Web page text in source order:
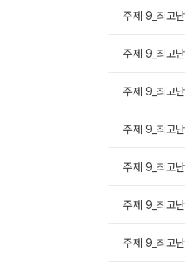
주제 9_최고
주제 9_최고
주제 9_최고
주제 9_최고
주제 9_최고
주제 9_최고
주제 9_최고